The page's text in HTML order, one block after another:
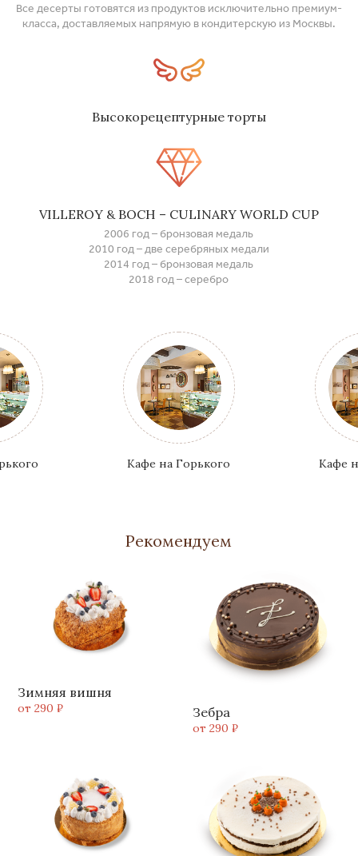
Все десерты готовятся из продуктов исключительно премиум-
класса, доставляемых напрямую в кондитерскую из Москвы.
Высокорецептурные торты
VILLEROY & BOCH – CULINARY WORLD CUP
2006 год – бронзовая медаль
2010 год – две серебряных медали
2014 год – бронзовая медаль
2018 год – серебро
Кафе на Горького Кафе
Рекомендуем
Зимняя вишня
от 290 ₽ Зебра
от 290 ₽